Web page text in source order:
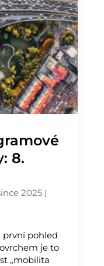
8.
2025|
první pohled
je to
„mobilita